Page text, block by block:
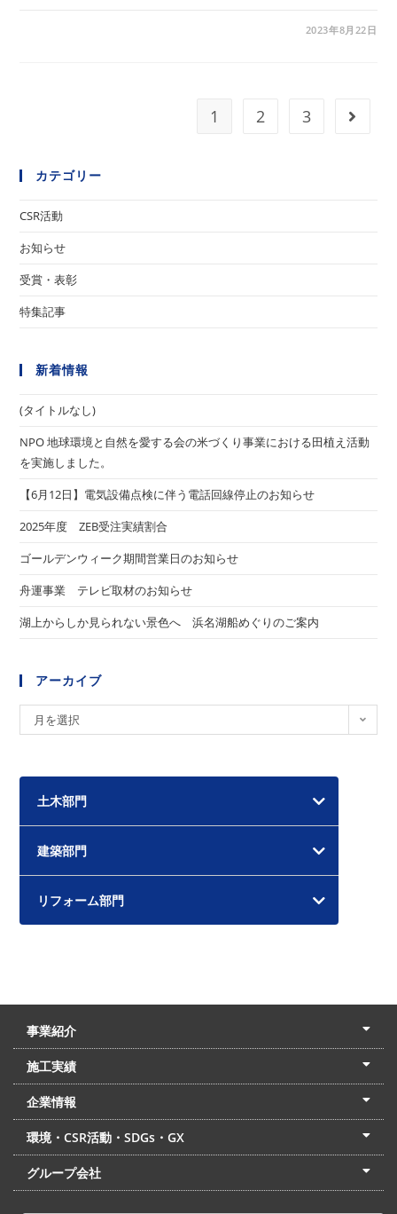
2023年8月22日
1 2 3 次のペ
カテゴリー
CSR活動
お知らせ
受賞・表彰
特集記事
新着情報
(タイトルなし)
NPO 地球環境と自然を愛する会の米づくり事業における田植え活動
を実施しました。
【6月12日】電気設備点検に伴う電話回線停止のお知らせ
2025年度 ZEB受注実績割合
ゴールデンウィーク期間営業日のお知らせ
舟運事業 テレビ取材のお知らせ
湖上からしか見られない景色へ 浜名湖船めぐりのご案内
アーカイブ
ー
イ
月を選択
土木部門
建築部門
リフォーム部門
事業紹介
土木本部
建築本部
PPP・PFI
リフォーム・リノベーション
中村建設の家
施工実績
土木部門
建築部門
リフォーム部門
住宅部門
名古屋支店
東京支店
企業情報
会社概要
経営理念
沿革
リクルート
最新情報
お問合せ
環境・CSR活動・SDGs・GX
LSS流動化処理工法
CSR・SDGs・GX
発電事業
次世代ZEBオフィス
グループ会社